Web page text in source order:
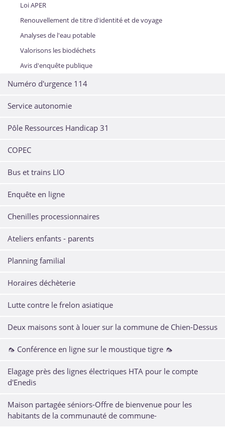
Loi APER
Renouvellement de titre d'identité et de voyage
Analyses de l'eau potable
Valorisons les biodéchets
Avis d'enquête publique
Numéro d'urgence 114
Service autonomie
Pôle Ressources Handicap 31
COPEC
Bus et trains LIO
Enquête en ligne
Chenilles processionnaires
Ateliers enfants - parents
Planning familial
Horaires déchèterie
Lutte contre le frelon asiatique
Deux maisons sont à louer sur la commune de Chien-Dessus
🦟 Conférence en ligne sur le moustique tigre 🦟
Elagage près des lignes électriques HTA pour le compte
d'Enedis
Maison partagée séniors-Offre de bienvenue pour les
habitants de la communauté de commune-